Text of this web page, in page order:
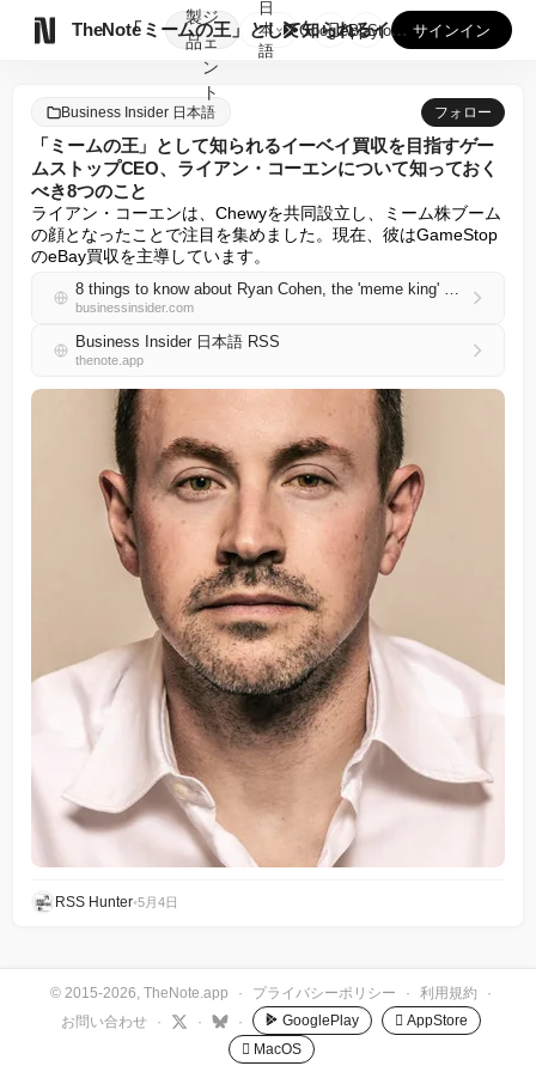
TheNote
製
品
ジ
ェ
ン
ト
「ミームの王」として知られるイーベイ買収を目指すゲームストッ...
日
本
語
GooglePlay
AppStore サインイン
Business Insider 日本語 フォロー
「ミームの王」として知られるイーベイ買収を目指すゲー
ムストップCEO、ライアン・コーエンについて知っておく
べき8つのこと
ライアン・コーエンは、Chewyを共同設立し、ミーム株ブーム
の顔となったことで注目を集めました。現在、彼はGameStop
のeBay買収を主導しています。
8 things to know about Ryan Cohen, the 'meme king' GameStop CEO leading a bid for eBay
businessinsider.com
Business Insider 日本語 RSS
thenote.app
RSS Hunter•5月4日
© 2015-2026, TheNote.app · プライバシーポリシー · 利用規約
·
お問い合わせ
· · · GooglePlay
 AppStore
 MacOS